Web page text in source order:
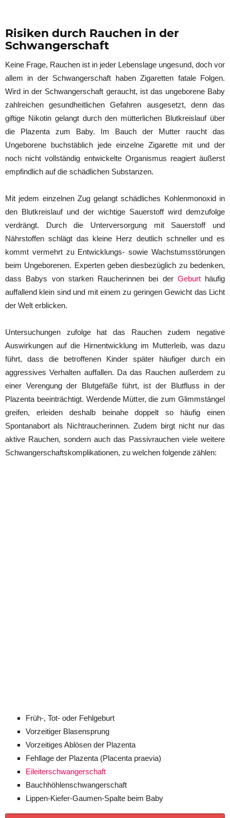
Risiken durch Rauchen in der
Schwangerschaft
Keine Frage, Rauchen ist in jeder Lebenslage ungesund, doch vor
allem in der Schwangerschaft haben Zigaretten fatale Folgen.
Wird in der Schwangerschaft geraucht, ist das ungeborene Baby
zahlreichen gesundheitlichen Gefahren ausgesetzt, denn das
giftige Nikotin gelangt durch den mütterlichen Blutkreislauf über
die Plazenta zum Baby. Im Bauch der Mutter raucht das
Ungeborene buchstäblich jede einzelne Zigarette mit und der
noch nicht vollständig entwickelte Organismus reagiert äußerst
empfindlich auf die schädlichen Substanzen.
Mit jedem einzelnen Zug gelangt schädliches Kohlenmonoxid in
den Blutkreislauf und der wichtige Sauerstoff wird demzufolge
verdrängt. Durch die Unterversorgung mit Sauerstoff und
Nährstoffen schlägt das kleine Herz deutlich schneller und es
kommt vermehrt zu Entwicklungs- sowie Wachstumsstörungen
beim Ungeborenen. Experten geben diesbezüglich zu bedenken,
dass Babys von starken Raucherinnen bei der Geburthäufig
auffallend klein sind und mit einem zu geringen Gewicht das Licht
der Welt erblicken.
Untersuchungen zufolge hat das Rauchen zudem negative
Auswirkungen auf die Hirnentwicklung im Mutterleib, was dazu
führt, dass die betroffenen Kinder später häufiger durch ein
aggressives Verhalten auffallen. Da das Rauchen außerdem zu
einer Verengung der Blutgefäße führt, ist der Blutfluss in der
Plazenta beeinträchtigt. Werdende Mütter, die zum Glimmstängel
greifen, erleiden deshalb beinahe doppelt so häufig einen
Spontanabort als Nichtraucherinnen. Zudem birgt nicht nur das
aktive Rauchen, sondern auch das Passivrauchen viele weitere
Schwangerschaftskomplikationen, zu welchen folgende zählen:
Früh-, Tot- oder Fehlgeburt
Vorzeitiger Blasensprung
Vorzeitiges Ablösen der Plazenta
Fehllage der Plazenta (Placenta praevia)
Eileiterschwangerschaft
Bauchhöhlenschwangerschaft
Lippen-Kiefer-Gaumen-Spalte beim Baby